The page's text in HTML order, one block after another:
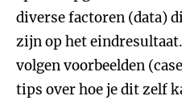
diverse factoren (data)
zijn op het
volgen voorbeelden
tips over hoe je dit zelf